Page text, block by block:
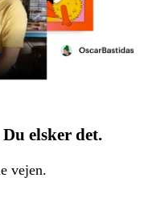
elsker det.
vejen.